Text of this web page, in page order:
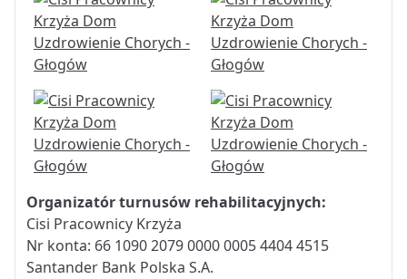
Organizatór turnusów rehabilitacyjnych:
Cisi Pracownicy Krzyża
Nr konta: 66 1090 2079 0000 0005 4404 4515
Santander Bank Polska S.A.